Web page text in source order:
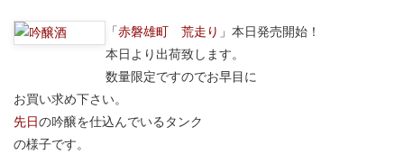
「赤磐雄町 荒走り 」本日発売開始！
本日より出荷致します。
数量限定ですのでお早目に
お買い求め下さい。
先日の吟醸を仕込んでいるタンク
の様子です。